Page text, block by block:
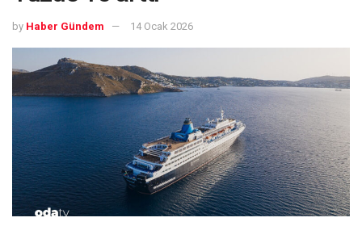
by Haber Gündem 14 Ocak 2026